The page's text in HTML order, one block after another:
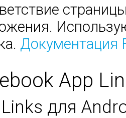
Документация
App
для